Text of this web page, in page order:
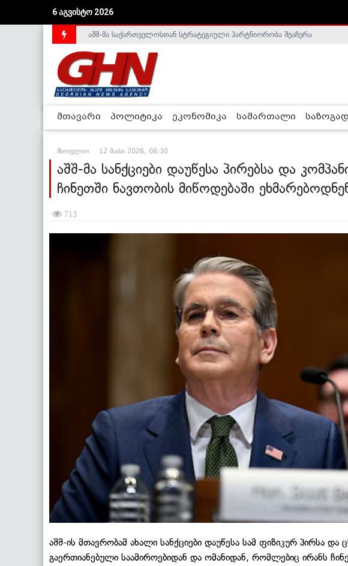
6 აგვისტო 2026
აშშ-მა საქართველოსთან სტრატეგიული პარტნიორობა შეაჩერა
მთავარი პოლიტიკა ეკონომიკა სამართალი
მსოფლიო 12 მაისი 2026, 08:30
აშშ-მა სანქციები დაუწესა პირებსა და
ჩინეთში ნავთობის მიწოდებაში
713
აშშ-ის მთავრობამ ახალი სანქციები დაუწესა სამ ფიზიკურ პირსა და
გაერთიანებული საამიროებიდან და ომანიდან, რომლებიც ირანს